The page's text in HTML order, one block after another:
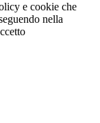
e cookie che
nella